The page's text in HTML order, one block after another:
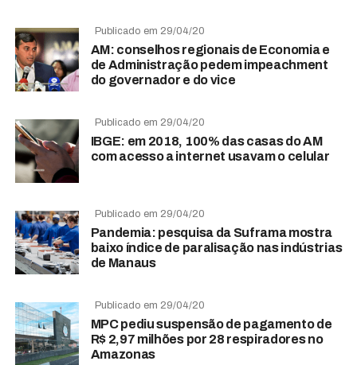
Publicado em 29/04/20
AM: conselhos regionais de Economia e
de Administração pedem impeachment
do governador e do vice
Publicado em 29/04/20
IBGE: em 2018, 100% das casas do AM
com acesso a internet usavam o celular
Publicado em 29/04/20
Pandemia: pesquisa da Suframa mostra
baixo índice de paralisação nas indústrias
de Manaus
Publicado em 29/04/20
MPC pediu suspensão de pagamento de
R$ 2,97 milhões por 28 respiradores no
Amazonas